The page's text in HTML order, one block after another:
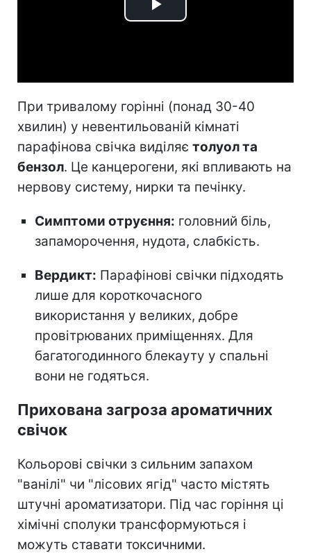
Play
При тривалому горінні (понад 30-40
хвилин) у невентильованій кімнаті
парафінова свічка виділяє толуол та
бензол. Це канцерогени, які впливають на
нервову систему, нирки та печінку.
Симптоми отруєння: головний біль,
запаморочення, нудота, слабкість.
Вердикт: Парафінові свічки підходять
лише для короткочасного
використання у великих, добре
провітрюваних приміщеннях. Для
багатогодинного блекауту у спальні
вони не годяться.
Прихована загроза ароматичних
свічок
Кольорові свічки з сильним запахом
"ванілі" чи "лісових ягід" часто містять
штучні ароматизатори. Під час горіння ці
хімічні сполуки трансформуються і
можуть ставати токсичними.